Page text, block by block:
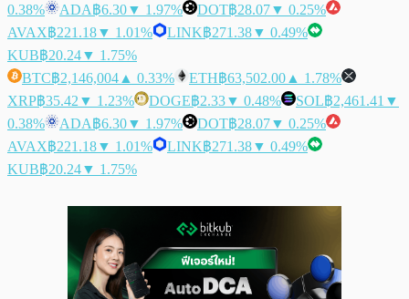
0.38%
ADA฿6.30▼ 1.97% DOT฿28.07▼ 0.25%
AVAX฿221.18▼ 1.01% LINK฿271.38▼ 0.49%
KUB฿20.24▼ 1.75%
BTC฿2,146,004 ▲ 0.33% ETH฿63,502.00 ▲ 1.78%
XRP฿35.42 ▼ 1.23% DOGE฿2.33▼ 0.48% SOL฿2,461.41 ▼
0.38%
ADA฿6.30▼ 1.97% DOT฿28.07▼ 0.25%
AVAX฿221.18▼ 1.01% LINK฿271.38▼ 0.49%
KUB฿20.24▼ 1.75%